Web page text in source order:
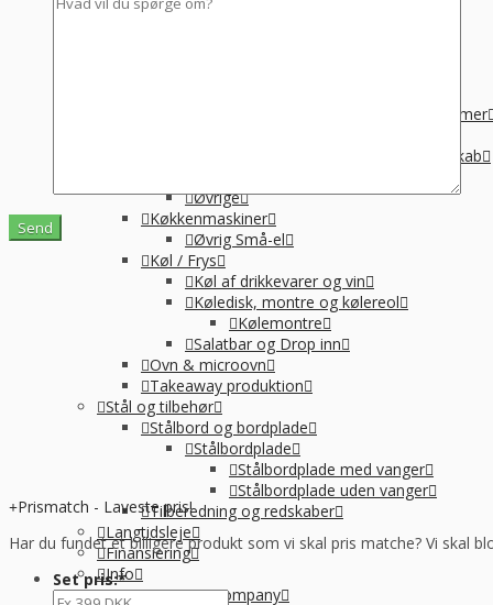
Suppegryde, vandvarmer og pølsevarmer
Varmelampe, varmeplade og varmeskab
Øvrige
Køkkenmaskiner
Øvrig Små-el
Køl / Frys
Køl af drikkevarer og vin
Køledisk, montre og kølereol
Kølemontre
Salatbar og Drop inn
Ovn & microovn
Takeaway produktion
Stål og tilbehør
Stålbord og bordplade
Stålbordplade
Stålbordplade med vanger
Stålbordplade uden vanger
Tilberedning og redskaber
Langtidsleje
Finansiering
Info
Om Kpa Company
Prismatch - Laveste pris!
Har du fundet et billigere produkt som vi skal pris matche? Vi skal
Set pris:*